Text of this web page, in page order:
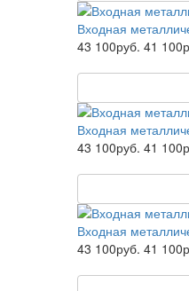
Входная
43 100руб. 41
Входная
43 100руб. 41
Входная
43 100руб. 41